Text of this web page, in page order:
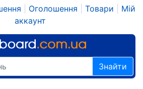
Оголошення Товари
Мій
аккаунт
Знайти